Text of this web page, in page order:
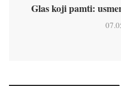
Glas koji pamti: